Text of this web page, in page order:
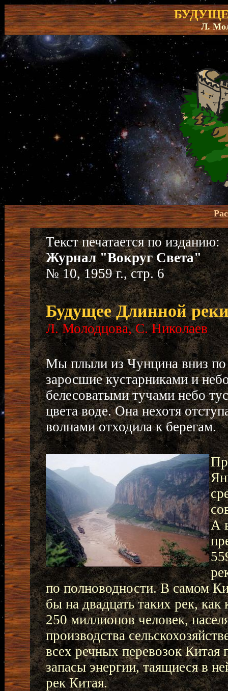
Л.
Текст печатается по изданию:
Журнал "Вокруг Света"
№ 10, 1959 г., стр. 6
Будущее Длинной
Л. Молодцова, С. Николаев
Мы плыли из Чунцина вниз
заросшие кустарниками и
белесоватыми тучами небо
цвета воде. Она нехотя
волнами отходила к берегам.
А
по полноводности. В самом
бы на двадцать таких рек,
250 миллионов человек,
производства
всех речных перевозок
запасы энергии, таящиеся в
рек Китая.